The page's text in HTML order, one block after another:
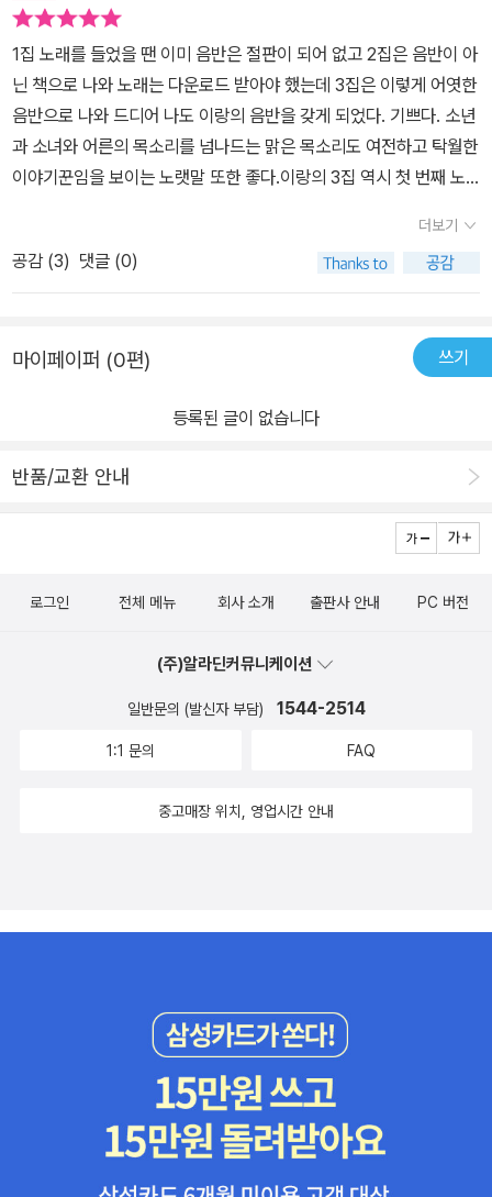
1집 노래를 들었을 땐 이미 음반은 절판이 되어 없고 2집은 음반이 아
닌 책으로 나와 노래는 다운로드 받아야 했는데 3집은 이렇게 어엿한
음반으로 나와 드디어 나도 이랑의 음반을 갖게 되었다. 기쁘다. 소년
과 소녀와 어른의 목소리를 넘나드는 맑은 목소리도 여전하고 탁월한
이야기꾼임을 보이는 노랫말 또한 좋다.이랑의 3집 역시 첫 번째 노
는 프랑스 혁명이 일어나기 직전 굶주리는 가난한 사람들이 울부짖는
목소리를 그렸다고 보였다. 요즘 읽는 찰스 디킨스의 <<두 도시 이야
기>>에서 평민들이 바스티유 감옥을 습격하는 장면을 떠올리며 들으
에는 충격이 필요합니다. 내 친구들은 모두 가난합니다 이 가난에 대
백하게 그리고 강렬하게 쓰고 노래할까 감탄했다. 역사 마니아로서
이를 노래해줘 무척 기쁘다. 조화로운 음을 얹으면서 더 극적이고 아
복해서 들으면서 어쩌면 한 시대의 특정한 사건만이 아니라 어느 곳
기이기도 한 것이다.
더보기
공감 (3) 댓글 (0)
마이페이퍼 (0편) 쓰기
등록된 글이 없습니다
반품/교환 안내
로그인 전체 메뉴 회사 소개 출판사 안내 PC 버전
(주)알라딘커뮤니케이션
일반문의 (발신자 부담) 1544-2514
1:1 문의 FAQ
중고매장 위치, 영업시간 안내